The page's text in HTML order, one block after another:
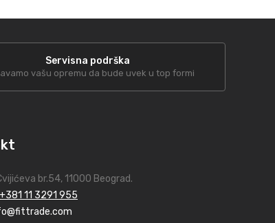
Servisna podrška
vašu opremu da bude uvek u top formi
br.54, 11000 Beograd.
+381 11 3291 955